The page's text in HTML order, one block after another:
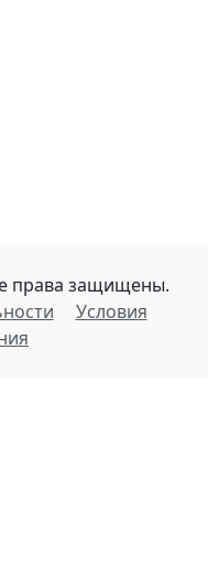
права защищены.
Условия